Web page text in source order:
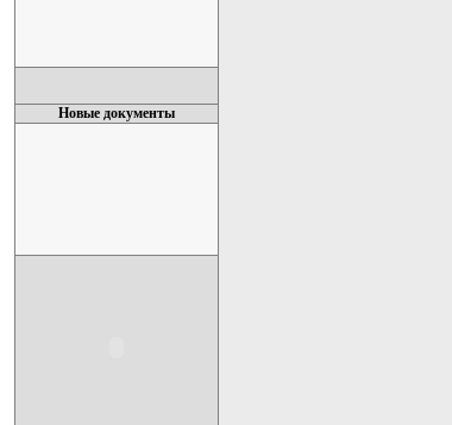
Новые документы